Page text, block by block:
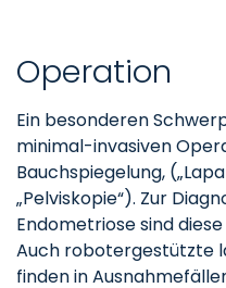
Operation
Ein besonderen
minimal-invasiven
Bauchspiegelung,
„Pelviskopie“). Zur
Endometriose sind
Auch robotergestützte
finden in